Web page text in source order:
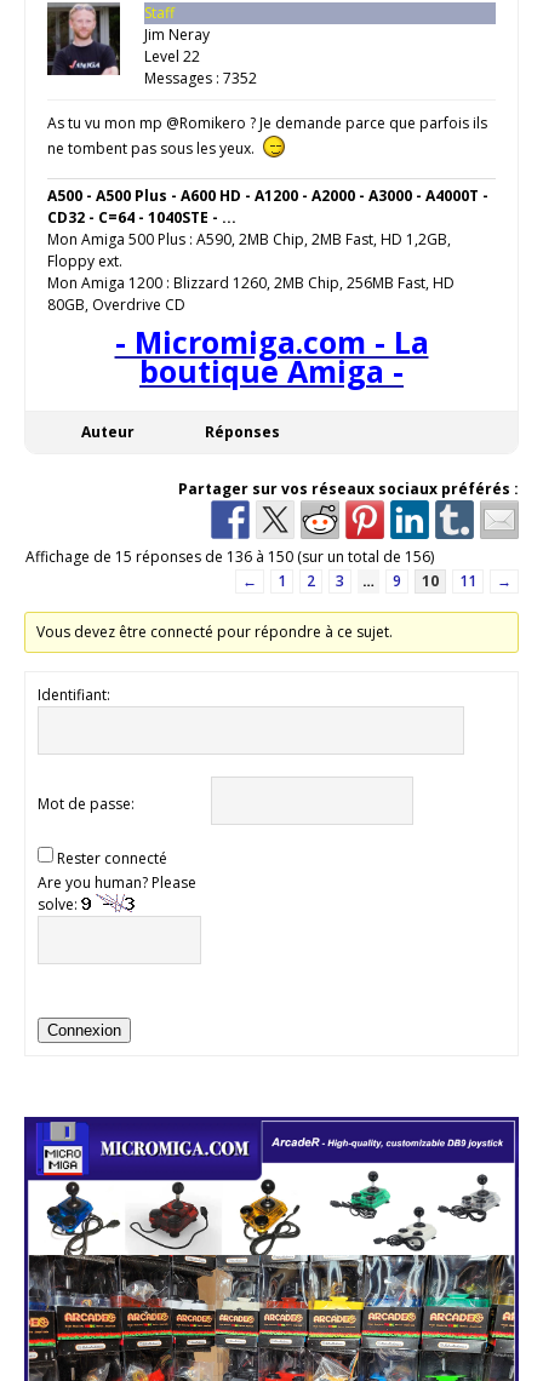
Staff
Jim Neray
Level 22
Messages : 7352
As tu vu mon mp @Romikero ? Je demande parce que parfois ils
ne tombent pas sous les yeux.
A500 - A500 Plus - A600 HD - A1200 - A2000 - A3000 - A4000T -
CD32 - C=64 - 1040STE - ...
Mon Amiga 500 Plus : A590, 2MB Chip, 2MB Fast, HD 1,2GB,
Floppy ext.
Mon Amiga 1200 : Blizzard 1260, 2MB Chip, 256MB Fast, HD
80GB, Overdrive CD
- Micromiga.com - La
boutique Amiga -
Auteur Réponses
Partager sur vos réseaux sociaux préférés :
Affichage de 15 réponses de 136 à 150 (sur un total de 156)
←
1 2 3 … 9 10 11 →
Vous devez être connecté pour répondre à ce sujet.
Identifiant:
Mot de passe:
Rester connecté
Are you human? Please
solve:
Connexion